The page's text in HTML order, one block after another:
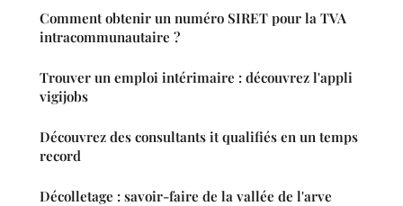
Comment obtenir un numéro SIRET pour la TVA
intracommunautaire ?
Trouver un emploi intérimaire : découvrez l'appli
vigijobs
Découvrez des consultants it qualifiés en un temps
record
Décolletage : savoir-faire de la vallée de l'arve